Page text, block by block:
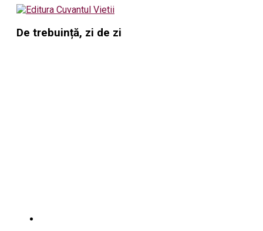
De trebuință, zi de zi